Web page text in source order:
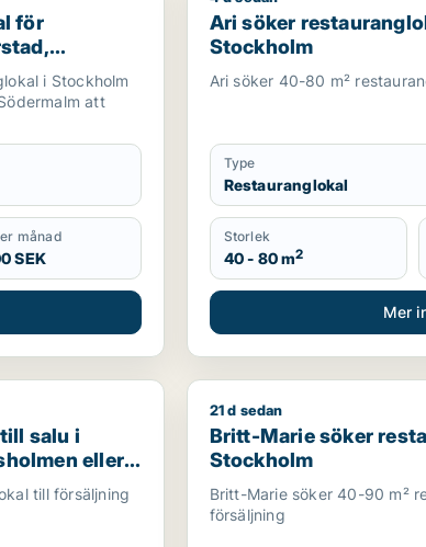
för
m.fl.i Stockholm
att
månad
SEK
Ari söker
Stockholm
Ari söker 40-80 m²
Type
Restauranglokal
Storlek
40 - 80 m2
Mer
län
i Stockholm Innerstad, Kungsholmen eller
salu i
eller
till försäljning
Britt-Marie söker
21 d sedan
Britt-Marie söker
Stockholm
Britt-Marie söker 40-90 m²
försäljning